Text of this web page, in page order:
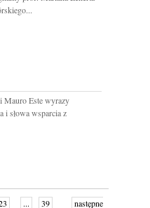
Mauro Este wyrazy
i słowa wsparcia z
... 39 następne